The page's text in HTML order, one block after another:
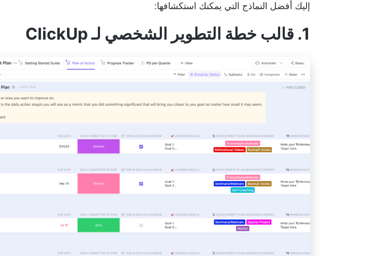
إليك أفضل النماذج التي يمكنك استكشافها:
1. قالب خطة التطوير الشخصي لـ ClickUp